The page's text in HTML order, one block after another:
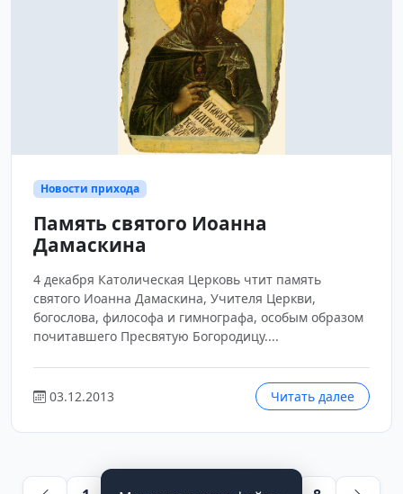
Новости прихода
Память святого Иоанна
Дамаскина
4 декабря Католическая Церковь чтит память
святого Иоанна Дамаскина, Учителя Церкви,
богослова, философа и гимнографа, особым образом
почитавшего Пресвятую Богородицу....
03.12.2013 Читать далее